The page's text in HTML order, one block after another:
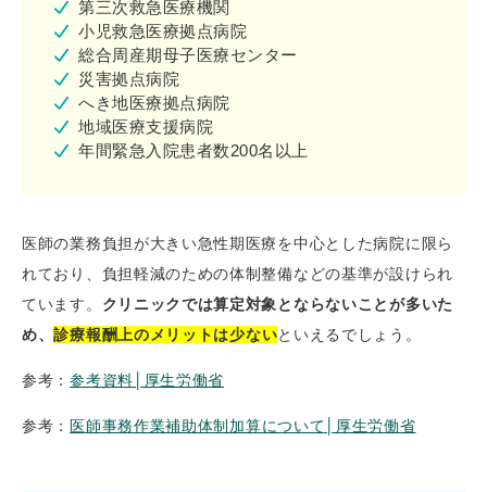
第三次救急医療機関
小児救急医療拠点病院
総合周産期母子医療センター
災害拠点病院
へき地医療拠点病院
地域医療支援病院
年間緊急入院患者数200名以上
医師の業務負担が大きい急性期医療を中心とした病院に限ら
れており、負担軽減のための体制整備などの基準が設けられ
ています。 クリニックでは算定対象とならないことが多いた
め、診療報酬上のメリットは少ないといえるでしょう。
参考：参考資料│厚生労働省
参考： 医師事務作業補助体制加算について│厚生労働省